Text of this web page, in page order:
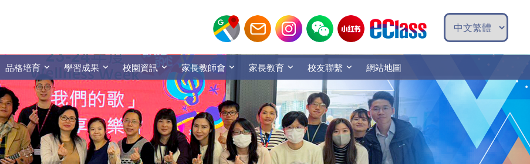
品格培育 學習成果 校園資訊 家長教師會 家長教育 校友聯繫 網站地圖